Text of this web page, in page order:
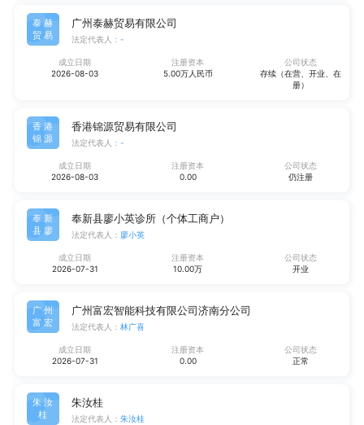
泰赫
贸易
广州泰赫贸易有限公司
法定代表人： -
成立日期
2026-08-03
注册资本
5.00万人民币
公司状态
存续（在营、开业、在
册）
香港
锦源
香港锦源贸易有限公司
法定代表人： -
成立日期
2026-08-03
注册资本
0.00
公司状态
仍注册
奉新
县廖
奉新县廖小英诊所（个体工商户）
法定代表人： 廖小英
成立日期
2026-07-31
注册资本
10.00万
公司状态
开业
广州
富宏
广州富宏智能科技有限公司济南分公司
法定代表人： 林广喜
成立日期
2026-07-31
注册资本
0.00
公司状态
正常
朱汝
桂
朱汝桂
法定代表人： 朱汝桂